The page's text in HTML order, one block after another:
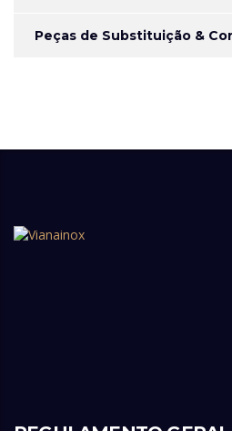
Peças de Substituição &